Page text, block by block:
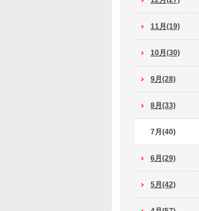
11月(19)
10月(30)
9月(28)
8月(33)
7月(40)
6月(29)
5月(42)